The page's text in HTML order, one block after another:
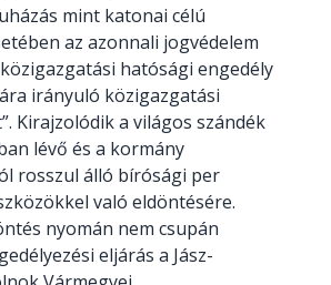
mint katonai célú
az azonnali jogvédelem
hatósági engedély
irányuló közigazgatási
Kirajzolódik a világos szándék
lévő és a kormány
rosszul álló bírósági per
való eldöntésére.
nyomán nem csupán
eljárás a Jász-